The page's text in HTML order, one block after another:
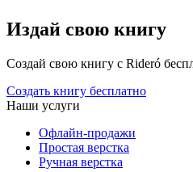
Издай свою книгу
Создай свою книгу с Rideró
Создать книгу бесплатно
Наши услуги
Офлайн-продажи
Простая верстка
Ручная верстка